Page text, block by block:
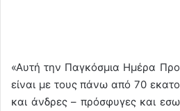
«Αυτή την Παγκόσμια Ημέρα
είναι με τους πάνω από 70
και άνδρες – πρόσφυγες και